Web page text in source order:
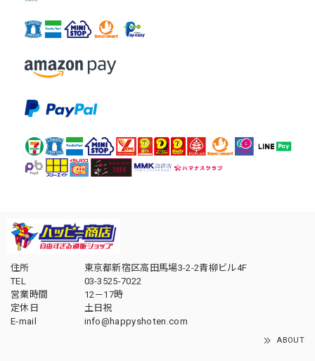
住所
東京都新宿区高田馬場3-2-2青柳ビル4F
TEL
03-3525-7022
営業時間
12－17時
定休日
土日祝
E-mail
info@happyshoten.com
ABOUT